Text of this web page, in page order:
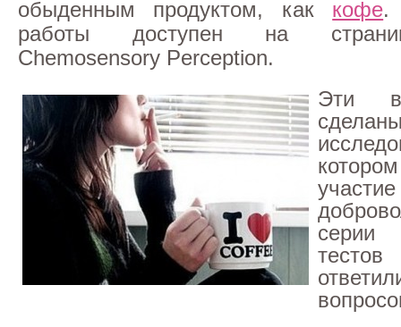
обыденным продуктом, как кофе.
работы доступен на
Chemosensory Perception.
Эти
серии